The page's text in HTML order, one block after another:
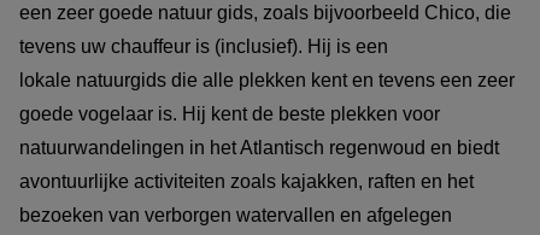
een zeer goede natuur gids, zoals bijvoorbeeld Chico, die
tevens uw chauffeur is (inclusief). Hij is een
lokale natuurgids die alle plekken kent en tevens een zeer
goede vogelaar is. Hij kent de beste plekken voor
natuurwandelingen in het Atlantisch regenwoud en biedt
avontuurlijke activiteiten zoals kajakken, raften en het
bezoeken van verborgen watervallen en afgelegen